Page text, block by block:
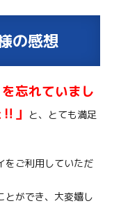
の感想
忘れていまし
」
と、とても満足
をご利用していただ
とができ、大変嬉し